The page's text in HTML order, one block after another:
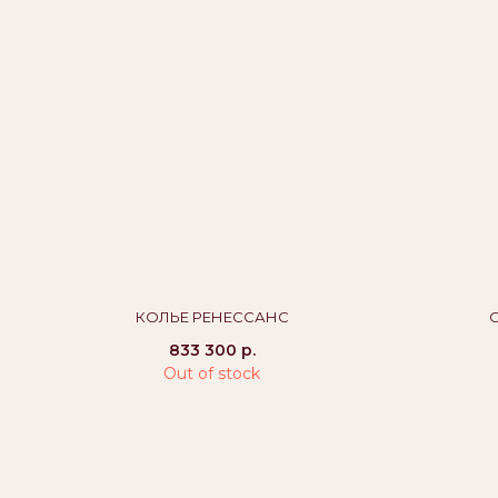
КОЛЬЕ РЕНЕССАНС
833 300 р.
Out of stock
Блог